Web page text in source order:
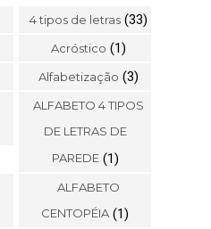
4 tipos de letras (33)
Acróstico (1)
Alfabetização (3)
ALFABETO 4 TIPOS
DE LETRAS DE
PAREDE (1)
ALFABETO
CENTOPÉIA (1)